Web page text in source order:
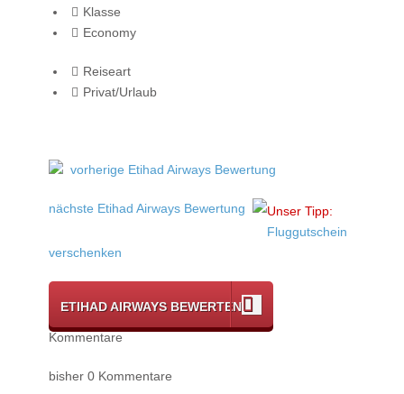
Klasse
Economy
Reiseart
Privat/Urlaub
vorherige Etihad Airways Bewertung
nächste Etihad Airways Bewertung
Unser Tipp:
Fluggutschein
verschenken
ETIHAD AIRWAYS BEWERTEN
Kommentare
bisher 0 Kommentare